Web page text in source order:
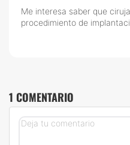
Me interesa saber que
procedimiento de
1 COMENTARIO